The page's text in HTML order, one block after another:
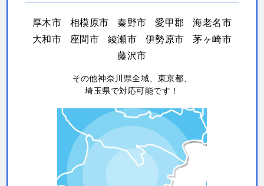
厚木市 相模原市 秦野市 愛甲郡
海老名市
大和市
座間市 綾瀬市 伊勢原市
茅ヶ崎市
藤沢市
その他神奈川県全域、東京都、
埼玉県で対応可能です！